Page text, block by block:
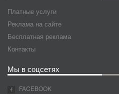
Платные услуги
Реклама на сайте
Бесплатная реклама
Контакты
Мы в соцсетях
FACEBOOK